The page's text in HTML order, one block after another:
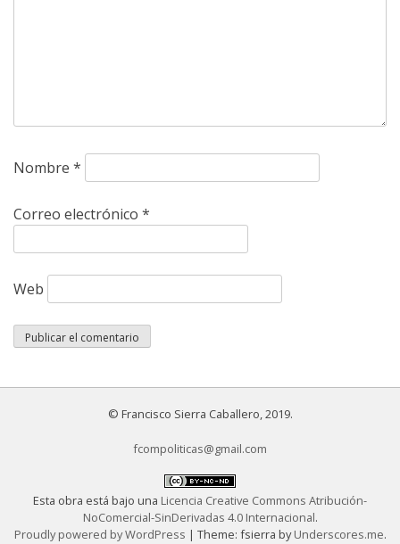
Nombre *
Correo electrónico *
Web
© Francisco Sierra Caballero, 2019.
fcompoliticas@gmail.com
Esta obra está bajo una Licencia Creative Commons Atribución-
NoComercial-SinDerivadas 4.0 Internacional.
Proudly powered by WordPress | Theme: fsierra byUnderscores.me.